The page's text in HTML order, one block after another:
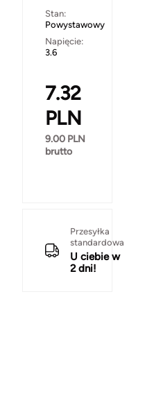
Stan:
Powystawowy
Napięcie:
3.6
7.32
PLN
9.00 PLN
brutto
Przesyłka
standardowa
U ciebie w
2 dni!